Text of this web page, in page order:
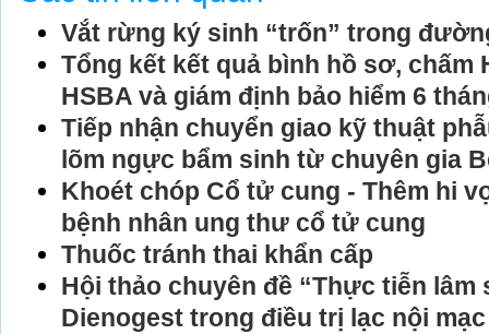
Vắt rừng ký sinh “trốn” trong
Tổng kết kết quả bình hồ sơ, chấm
HSBA và giám định bảo hiểm 6
Tiếp nhận chuyển giao kỹ thuật
lõm ngực bẩm sinh từ chuyên gia
Khoét chóp Cổ tử cung - Thêm hi
bệnh nhân ung thư cổ tử cung
Thuốc tránh thai khẩn cấp
Hội thảo chuyên đề “Thực tiễn
Dienogest trong điều trị lạc nội